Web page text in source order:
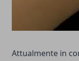
Attualmente in